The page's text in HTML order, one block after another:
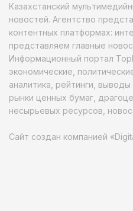
Казахстанский
новостей. Агентство
контентных платформах:
представляем главные
Информационный портал
экономические,
аналитика, рейтинги,
рынки ценных бумаг,
несырьевых ресурсов,
Сайт создан компанией